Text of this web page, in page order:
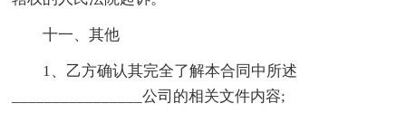
十一、其他
1、乙方确认其完全了解本合同中所述
________________公司的相关文件内容;